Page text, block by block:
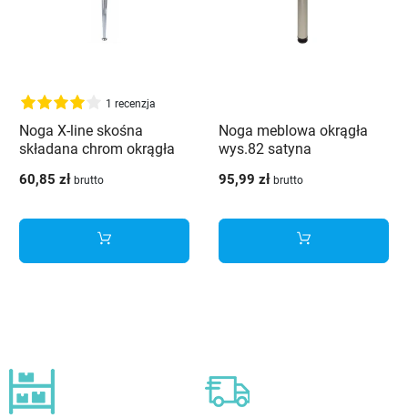
1 recenzja
Noga X-line skośna
składana chrom okrągła
60,85 zł brutto
Noga meblowa okrągła
wys.82 satyna
95,99 zł brutto